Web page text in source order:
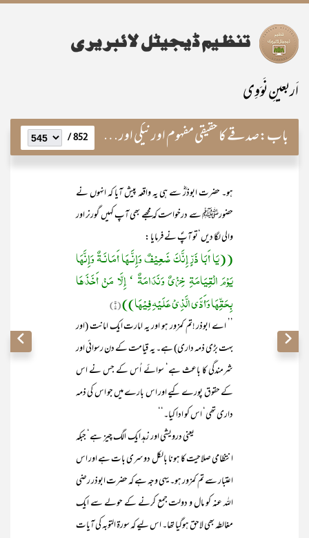
اَربعینِ نَوَوِی
باب:صدقے کا حقیقی مفہوم اور نیکی اور گناہ کی پہچان 852 /
ہو۔ حضرت ابوذرؓ سے ہی یہ واقعہ پیش آیا کہ انہوں نے
حضورﷺ سے درخواست کہ مجھے بھی آپ کہیں گورنر اور
والی لگا دیں‘تو آپؐ نے فرمایا :
((یَا أَبَا ذَرٍّ إِنَّکَ ضَعِیْفٌ وَإِنَّـہَا أَمَانَـۃٌ وَإِنَّہَا
یَوْمَ الْقِیَامَۃِ خِزْیٌ وَنَدَامَۃٌ ‘ إِلَّا مَنْ أَخَذَہَا
بِحَقِّہَا وَأَدَّی الَّذِیْ عَلَیْہِ فِیْہَا))(۱)
’’ اے ابوذر !تم کمزور ہو اور یہ امارت ایک امانت (اور
بہت بڑی ذمہ داری) ہے۔ یہ قیامت کے دن رسوائی اور
شرمندگی کا باعث ہے‘ سوائے اُس کے جس نے اس
کے حقوق پورے کیے اور اس بارے میں جو اس کی ذمہ
داری تھی‘ اس کو ادا کیا۔‘‘
یعنی درویشی اور زہد ایک الگ چیز ہے‘ جبکہ
انتظامی صلاحیت کا ہونا بالکل دوسری بات ہے اور اس
اعتبار سے تم کمزور ہو۔ یہی وجہ ہے کہ حضرت ابوذر رضی
اللہ عنہ کو مال و دولت جمع کرنے کے حولے سے ایک
مغالطہ بھی لاحق ہوگیا تھا۔ اس لیے کہ سورۃ التوبہ کی آیات